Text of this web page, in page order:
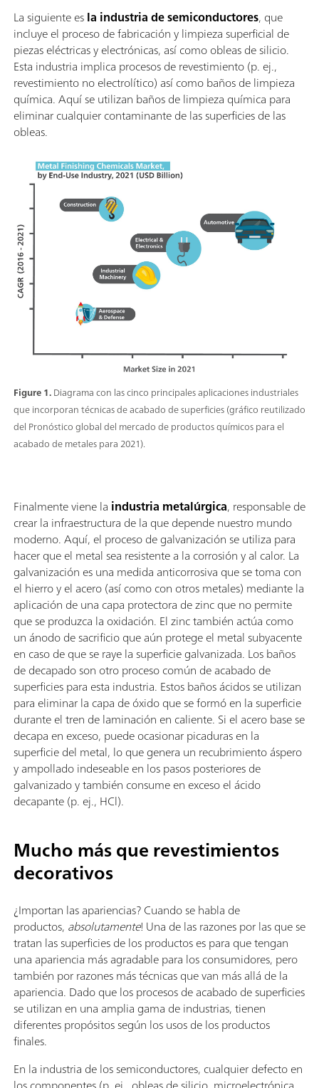
Figure 1.Diagrama con las cinco principales aplicaciones industriales
que incorporan técnicas de acabado de superficies (gráfico reutilizado
del Pronóstico global del mercado de productos químicos para el
acabado de metales para 2021).
La siguiente esla industria de semiconductores, que
incluye el proceso de fabricación y limpieza superficial de
piezas eléctricas y electrónicas, así como obleas de silicio.
Esta industria implica procesos de revestimiento (p. ej.,
revestimiento no electrolítico) así como baños de limpieza
química. Aquí se utilizan baños de limpieza química para
eliminar cualquier contaminante de las superficies de las
obleas.
Finalmente viene la industria metalúrgica, responsable de
crear la infraestructura de la que depende nuestro mundo
moderno. Aquí, el proceso de galvanización se utiliza para
hacer que el metal sea resistente a la corrosión y al calor. La
galvanización es una medida anticorrosiva que se toma con
el hierro y el acero (así como con otros metales) mediante la
aplicación de una capa protectora de zinc que no permite
que se produzca la oxidación. El zinc también actúa como
un ánodo de sacrificio que aún protege el metal subyacente
en caso de que se raye la superficie galvanizada. Los baños
de decapado son otro proceso común de acabado de
superficies para esta industria. Estos baños ácidos se utilizan
para eliminar la capa de óxido que se formó en la superficie
durante el tren de laminación en caliente. Si el acero base se
decapa en exceso, puede ocasionar picaduras en la
superficie del metal, lo que genera un recubrimiento áspero
y ampollado indeseable en los pasos posteriores de
galvanizado y también consume en exceso el ácido
decapante (p. ej., HCl).
Mucho más que revestimientos
decorativos
¿Importan las apariencias? Cuando se habla de
productos, absolutamente! Una de las razones por las que se
tratan las superficies de los productos es para que tengan
una apariencia más agradable para los consumidores, pero
también por razones más técnicas que van más allá de la
apariencia. Dado que los procesos de acabado de superficies
se utilizan en una amplia gama de industrias, tienen
diferentes propósitos según los usos de los productos
finales.
En la industria de los semiconductores, cualquier defecto en